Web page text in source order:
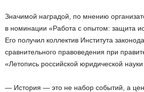
Значимой наградой, по мнению
в номинации «Работа с опытом: защита
Его получил коллектив Института
сравнительного правоведения при
«Летопись российской юридической науки
— История — это не набор событий, а